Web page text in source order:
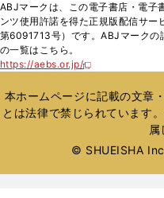
ABJマークは、この電子書店・電子
ンツ使用許諾を得た正規版配信サー
第6091713号）です。ABJマークの
の一覧はこちら。
https://aebs.or.jp/
新
い
ウ
ィ
ウ
本ホームページに記載の文章
とは法律で禁じられています
属
© SHUEISHA